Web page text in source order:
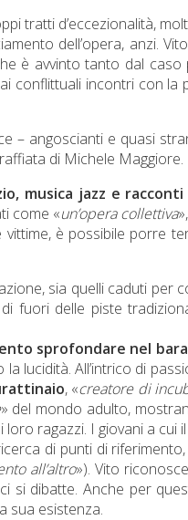
tratti d’eccezionalità,
dell’opera, anzi.
è avvinto tanto dal caso
conflittuali incontri con la
– angoscianti e quasi
di Michele Maggiore.
musica jazz e
come «un’opera collettiva
è possibile porre
sia quelli caduti per
fuori delle piste
sprofondare nel
lucidità. All’intrico di
, «creatore di
» del mondo adulto,
ragazzi. I giovani a cui
di punti di
all’altro»). Vito
si dibatte. Anche per
sua esistenza.